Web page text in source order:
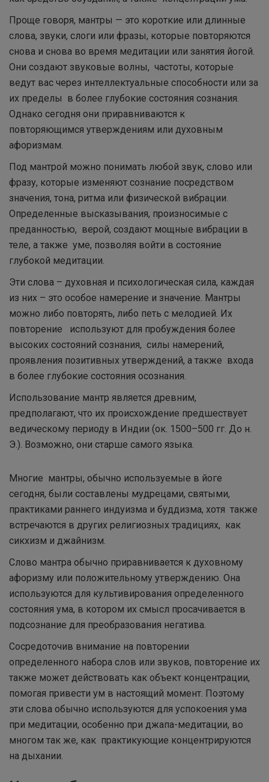
Проще говоря, мантры — это короткие или длинные
слова, звуки, слоги или фразы, которые повторяются
снова и снова во время медитации или занятия йогой.
Они создают звуковые волны, частоты, которые
ведут вас через интеллектуальные способности или за
их пределы в более глубокие состояния сознания.
Однако сегодня они приравниваются к
повторяющимся утверждениям или духовным
афоризмам.
Под мантрой можно понимать любой звук, слово или
фразу, которые изменяют сознание посредством
значения, тона, ритма или физической вибрации.
Определенные высказывания, произносимые с
преданностью, верой, создают мощные вибрации в
теле, а также уме, позволяя войти в состояние
глубокой медитации.
Эти слова – духовная и психологическая сила, каждая
из них – это особое намерение и значение. Мантры
можно либо повторять, либо петь с мелодией. Их
повторение используют для пробуждения более
высоких состояний сознания, силы намерений,
проявления позитивных утверждений, а также входа
в более глубокие состояния осознания.
Использование мантр является древним,
предполагают, что их происхождение предшествует
ведическому периоду в Индии (ок. 1500–500 гг. До н.
Э.). Возможно, они старше самого языка.
Многие мантры, обычно используемые в йоге
сегодня, были составлены мудрецами, святыми,
практиками раннего индуизма и буддизма, хотя также
встречаются в других религиозных традициях, как
сикхизм и джайнизм.
Слово мантра обычно приравнивается к духовному
афоризму или положительному утверждению. Она
используются для культивирования определенного
состояния ума, в котором их смысл просачивается в
подсознание для преобразования негатива.
Сосредоточив внимание на повторении
определенного набора слов или звуков, повторение их
также может действовать как объект концентрации,
помогая привести ум в настоящий момент. Поэтому
эти слова обычно используются для успокоения ума
при медитации, особенно при джапа-медитации, во
многом так же, как практикующие концентрируются
на дыхании.